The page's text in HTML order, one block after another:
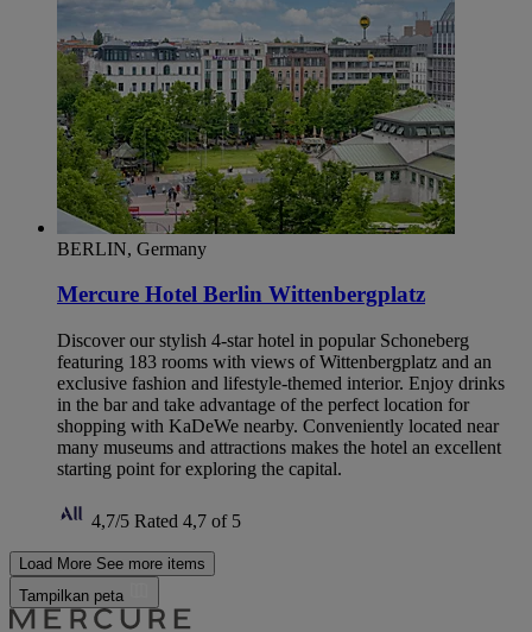
BERLIN, Germany
Mercure Hotel Berlin Wittenbergplatz
Discover our stylish 4-star hotel in popular Schoneberg
featuring 183 rooms with views of Wittenbergplatz and an
exclusive fashion and lifestyle-themed interior. Enjoy drinks
in the bar and take advantage of the perfect location for
shopping with KaDeWe nearby. Conveniently located near
many museums and attractions makes the hotel an excellent
starting point for exploring the capital.
4,7/5 Rated 4,7 of 5
Load More See more items
Tampilkan peta